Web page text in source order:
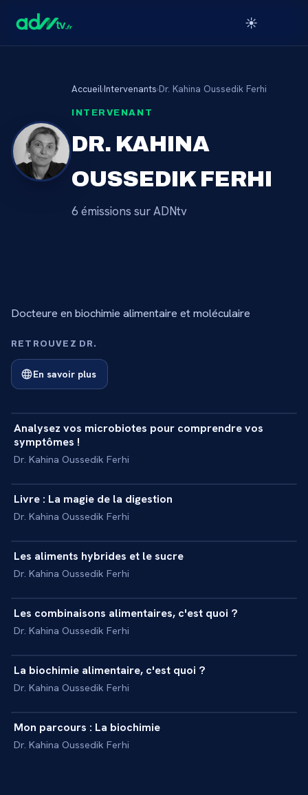
☀️
Accueil›Intervenants›Dr. Kahina Oussedik Ferhi
INTERVENANT
DR. KAHINA
OUSSEDIK FERHI
6 émissions sur ADNtv
Docteure en biochimie alimentaire et moléculaire
RETROUVEZ DR.
En savoir plus
MASTERCLASS
Analysez vos microbiotes pour comprendre vos
symptômes !
Dr. Kahina Oussedik Ferhi
INTERVIEW
Livre : La magie de la digestion
Dr. Kahina Oussedik Ferhi
INTERVIEW
Les aliments hybrides et le sucre
Dr. Kahina Oussedik Ferhi
INTERVIEW
Les combinaisons alimentaires, c'est quoi ?
Dr. Kahina Oussedik Ferhi
INTERVIEW
La biochimie alimentaire, c'est quoi ?
Dr. Kahina Oussedik Ferhi
INTERVIEW
Mon parcours : La biochimie
Dr. Kahina Oussedik Ferhi